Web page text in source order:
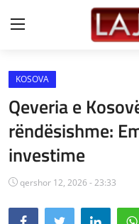
Shtëpi
LAJME MAQEDONI
SHQIPERI
KOSOVA
LAJME NGA BOTA
KOSOVA
Qeveria e
rëndësishme:
investime
qershor 12, 2026 - 23:33